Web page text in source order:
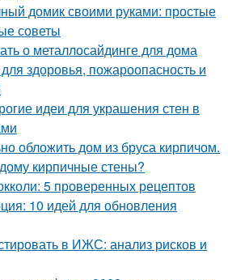
домик своими руками: простые
советы
о металлосайдинге для дома
здоровья, пожароопасность и
идеи для украшения стен в
обложить дом из бруса кирпичом.
кирпичные стены?
5 проверенных рецептов
10 идей для обновления
в ИЖС: анализ рисков и